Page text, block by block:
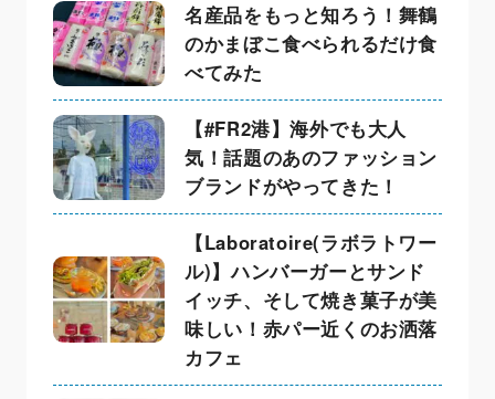
名産品をもっと知ろう！舞鶴
のかまぼこ食べられるだけ食
べてみた
【#FR2港】海外でも大人
気！話題のあのファッション
ブランドがやってきた！
【Laboratoire(ラボラトワー
ル)】ハンバーガーとサンド
イッチ、そして焼き菓子が美
味しい！赤パー近くのお洒落
カフェ